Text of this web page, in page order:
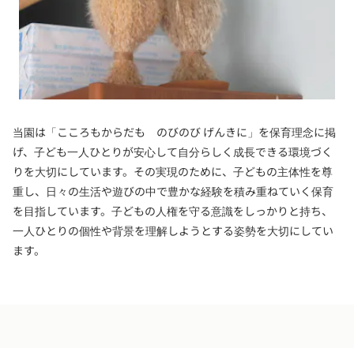
当園は「こころもからだも のびのび げんきに」を保育理念に掲
げ、子ども一人ひとりが安心して自分らしく成長できる環境づく
りを大切にしています。その実現のために、子どもの主体性を尊
重し、日々の生活や遊びの中で豊かな経験を積み重ねていく保育
を目指しています。子どもの人権を守る意識をしっかりと持ち、
一人ひとりの個性や背景を理解しようとする姿勢を大切にしてい
ます。